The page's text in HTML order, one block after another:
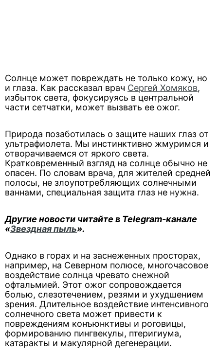
Солнце может повреждать не только кожу, но
и глаза. Как рассказал врач Сергей Хомяков,
избыток света, фокусируясь в центральной
части сетчатки, может вызвать ее ожог.
Природа позаботилась о защите наших глаз от
ультрафиолета. Мы инстинктивно жмуримся и
отворачиваемся от яркого света.
Кратковременный взгляд на солнце обычно не
опасен. По словам врача, для жителей средней
полосы, не злоупотребляющих солнечными
ваннами, специальная защита глаз не нужна.
Другие новости читайте в Telegram-канале
«Звездная пыль».
Однако в горах и на заснеженных просторах,
например, на Северном полюсе, многочасовое
воздействие солнца чревато снежной
офтальмией. Этот ожог сопровождается
болью, слезотечением, резями и ухудшением
зрения. Длительное воздействие интенсивного
солнечного света может привести к
повреждениям конъюнктивы и роговицы,
формированию пингвекулы, птеригиума,
катаракты и макулярной дегенерации.